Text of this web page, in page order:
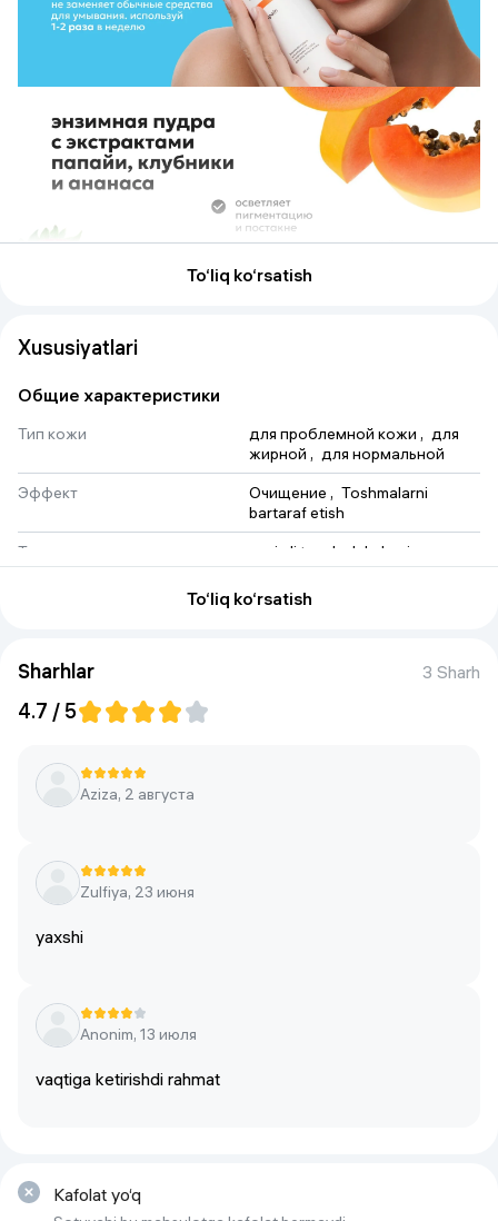
To‘liq ko‘rsatish
Xususiyatlari
Общие характеристики
Тип кожи для проблемной кожи , для
жирной , для нормальной
Эффект
Очищение , Toshmalarni
bartaraf etish
Тип продукта
enzimli tozalash kukuni
Основные компоненты
Папаин
Страна производства
To‘liq ko‘rsatish
Sharhlar 3 Sharh
4.7 / 5
Aziza, 2 августа
Zulfiya, 23 июня
yaxshi
Anonim, 13 июля
vaqtiga ketirishdi rahmat
Kafolat yo‘q